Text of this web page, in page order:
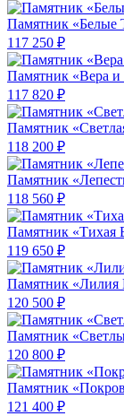
Памятник «Белые
117 250 ₽
Памятник «Вера и
117 820 ₽
Памятник
118 200 ₽
Памятник
118 560 ₽
Памятник «Тихая
119 650 ₽
Памятник «Лилия
120 500 ₽
Памятник
120 800 ₽
Памятник
121 400 ₽